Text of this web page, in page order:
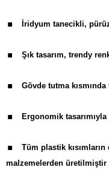
. İridyum tanecikli,
. Şık tasarım, trendy
. Gövde tutma
. Ergonomik
.
Tüm plastik
malzemelerden üretilmiştir